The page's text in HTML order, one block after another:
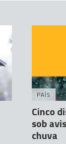
PAÍS
Cinco
sob
chuva